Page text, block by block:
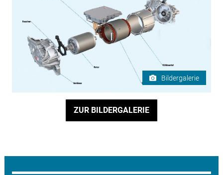
Bildergalerie
ZUR BILDERGALERIE